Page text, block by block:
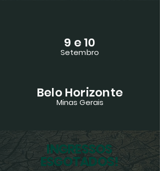
9 e 10
Setembro
Belo Horizonte
Minas Gerais
INGRESSOS
ESGOTADOS!